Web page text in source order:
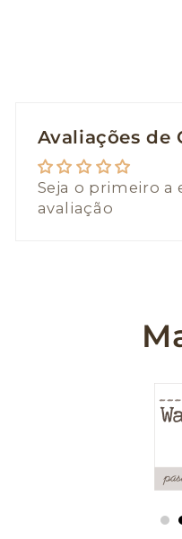
Avaliações de
Seja o primeiro a
avaliação